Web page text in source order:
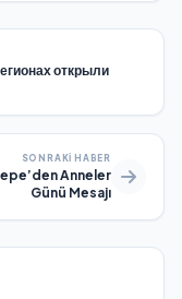
открыли
SONRAKI HABER
Anneler
Günü Mesajı